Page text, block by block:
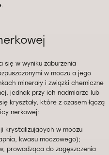
się w wyniku zaburzenia
w moczu a jego
minerały i związki chemiczne
jednak przy ich nadmiarze lub
kryształy, które z czasem łączą
nerkowej:
krystalizujących w moczu
kwasu moczowego);
prowadząca do zagęszczenia